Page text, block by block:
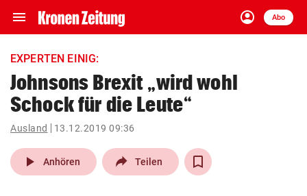
menu Navigation
ein-/ausklappen
account_circle
Anmelden
Abo
close Schließen
account_circle Anmelden
pin_drop
Wien arrow_right
EXPERTEN EINIG:
Johnsons Brexit „wird wohl
Schock für die Leute“
Ausland 13.12.2019 09:36
play_arrow Anhören Teilen